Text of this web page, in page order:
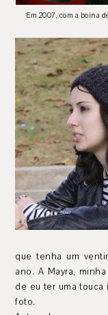
Em 2007, com a boina
que tenha um
ano. A Mayra,
de eu ter uma
foto.